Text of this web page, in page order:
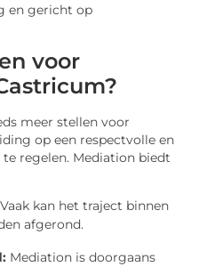
en gericht op
voor
meer stellen voor
op een respectvolle en
regelen. Mediation biedt
Vaak kan het traject binnen
afgerond.
Mediation is doorgaans